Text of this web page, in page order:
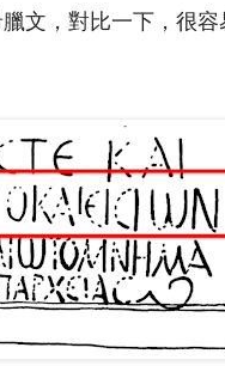
文，對比一下，很容